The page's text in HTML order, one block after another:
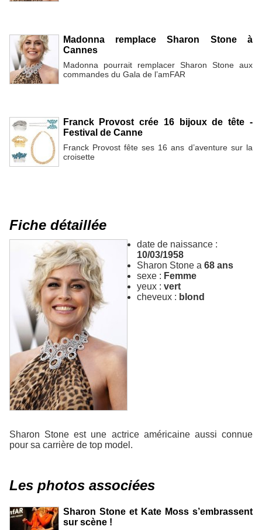
Madonna remplace Sharon Stone à
Cannes
Madonna pourrait remplacer Sharon Stone aux
commandes du Gala de l’amFAR
Franck Provost crée 16 bijoux de tête -
Festival de Canne
Franck Provost fête ses 16 ans d’aventure sur la
croisette
Fiche détaillée
date de naissance :
10/03/1958
Sharon Stone a 68 ans
sexe : Femme
yeux : vert
cheveux : blond
Sharon Stone est une actrice américaine aussi connue
pour sa carrière de top model.
Les photos associées
Sharon Stone et Kate Moss s’embrassent
sur scène !